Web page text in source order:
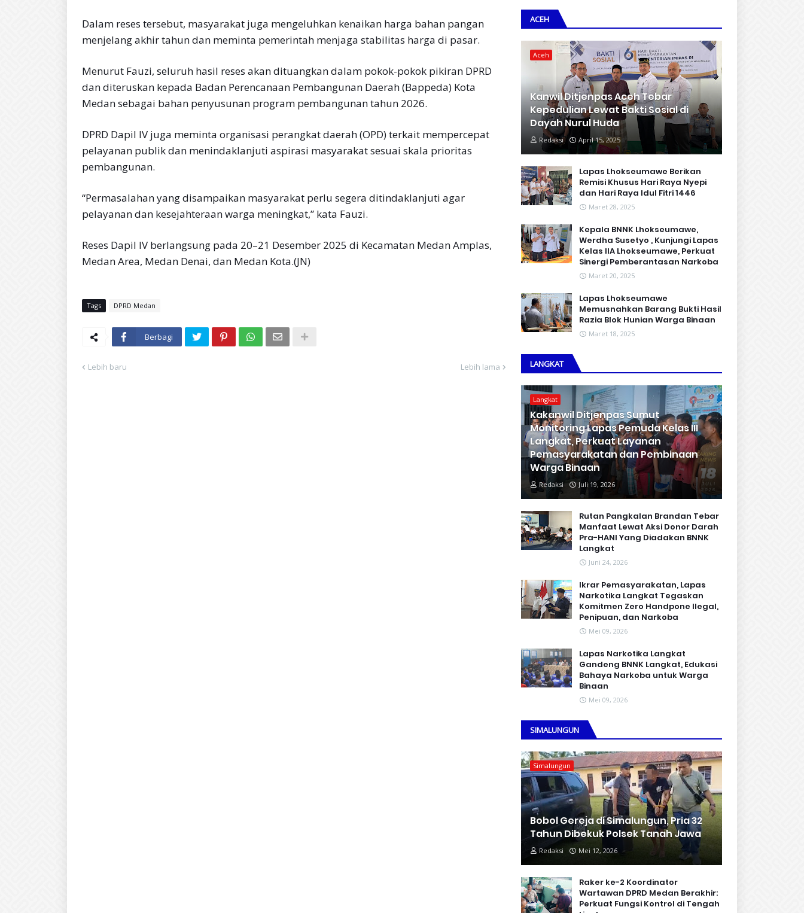
Dalam reses tersebut, masyarakat juga mengeluhkan kenaikan harga bahan pangan
menjelang akhir tahun dan meminta pemerintah menjaga stabilitas harga di pasar.
Menurut Fauzi, seluruh hasil reses akan dituangkan dalam pokok-pokok pikiran DPRD
dan diteruskan kepada Badan Perencanaan Pembangunan Daerah (Bappeda) Kota
Medan sebagai bahan penyusunan program pembangunan tahun 2026.
DPRD Dapil IV juga meminta organisasi perangkat daerah (OPD) terkait mempercepat
pelayanan publik dan menindaklanjuti aspirasi masyarakat sesuai skala prioritas
pembangunan.
“Permasalahan yang disampaikan masyarakat perlu segera ditindaklanjuti agar
pelayanan dan kesejahteraan warga meningkat,” kata Fauzi.
Reses Dapil IV berlangsung pada 20–21 Desember 2025 di Kecamatan Medan Amplas,
Medan Area, Medan Denai, dan Medan Kota.(JN)
Tags DPRD Medan
Berbagi
Lebih baru Lebih lama
ACEH
Aceh
Kanwil Ditjenpas Aceh Tebar
Kepedulian Lewat Bakti Sosial di
Dayah Nurul Huda
Redaksi April 15, 2025
Lapas Lhokseumawe Berikan
Remisi Khusus Hari Raya Nyepi
dan Hari Raya Idul Fitri 1446
Maret 28, 2025
Kepala BNNK Lhokseumawe,
Werdha Susetyo , Kunjungi Lapas
Kelas IIA Lhokseumawe, Perkuat
Sinergi Pemberantasan Narkoba
Maret 20, 2025
Lapas Lhokseumawe
Memusnahkan Barang Bukti Hasil
Razia Blok Hunian Warga Binaan
Maret 18, 2025
LANGKAT
Langkat
Kakanwil Ditjenpas Sumut
Monitoring Lapas Pemuda Kelas III
Langkat, Perkuat Layanan
Pemasyarakatan dan Pembinaan
Warga Binaan
Redaksi Juli 19, 2026
Rutan Pangkalan Brandan Tebar
Manfaat Lewat Aksi Donor Darah
Pra-HANI Yang Diadakan BNNK
Langkat
Juni 24, 2026
Ikrar Pemasyarakatan, Lapas
Narkotika Langkat Tegaskan
Komitmen Zero Handpone llegal,
Penipuan, dan Narkoba
Mei 09, 2026
Lapas Narkotika Langkat
Gandeng BNNK Langkat, Edukasi
Bahaya Narkoba untuk Warga
Binaan
Mei 09, 2026
SIMALUNGUN
Simalungun
Bobol Gereja di Simalungun, Pria 32
Tahun Dibekuk Polsek Tanah Jawa
Redaksi Mei 12, 2026
Raker ke-2 Koordinator
Wartawan DPRD Medan Berakhir:
Perkuat Fungsi Kontrol di Tengah